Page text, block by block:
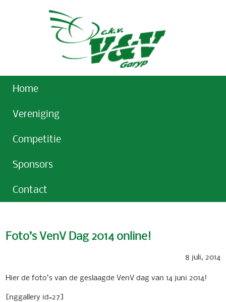
Home
Vereniging
Competitie
Sponsors
Contact
Foto’s VenV Dag 2014 online!
8 juli, 2014
Hier de foto’s van de geslaagde VenV dag van 14 juni 2014!
[nggallery id=27]